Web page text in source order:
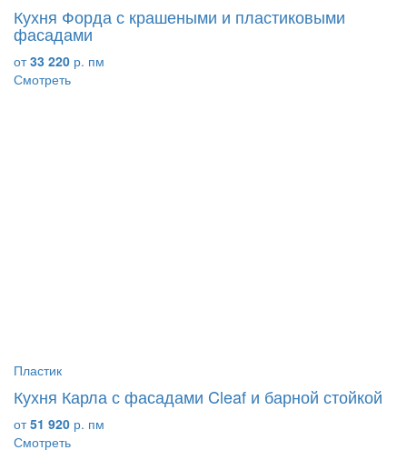
Кухня Форда с крашеными и пластиковыми
фасадами
от33 220 р. пм
Смотреть
Пластик
Кухня Карла с фасадами Cleaf и барной стойкой
от51 920 р. пм
Смотреть